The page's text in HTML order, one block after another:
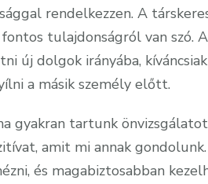
rendelkezzen. A
tulajdonságról van szó.
új dolgok irányába,
a másik személy előtt.
gyakran tartunk
amit mi annak
és magabiztosabban